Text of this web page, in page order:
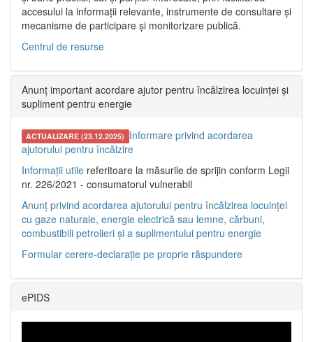
accesului la informații relevante, instrumente de consultare și
mecanisme de participare și monitorizare publică.
Centrul de resurse
Anunț important acordare ajutor pentru încălzirea locuinței și
supliment pentru energie
ACTUALIZARE (23.12.2025) Informare privind acordarea
ajutorului pentru încălzire
Informații utile referitoare la măsurile de sprijin conform Legii
nr. 226/2021 - consumatorul vulnerabil
Anunț privind acordarea ajutorului pentru încălzirea locuinței
cu gaze naturale, energie electrică sau lemne, cărbuni,
combustibili petrolieri și a suplimentului pentru energie
Formular cerere-declarație pe proprie răspundere
ePIDS